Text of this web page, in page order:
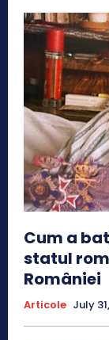
Cum a
statul
României
Articole July